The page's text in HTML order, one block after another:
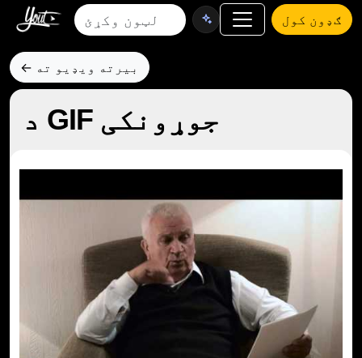
ګډون کول
← بیرته ویډیو ته
د GIF جوړونکی